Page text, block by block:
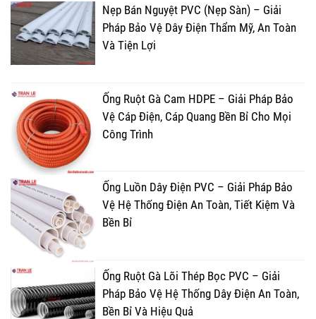
Nẹp Bán Nguyệt PVC (Nẹp Sàn) – Giải
Pháp Bảo Vệ Dây Điện Thẩm Mỹ, An Toàn
Và Tiện Lợi
Ống Ruột Gà Cam HDPE – Giải Pháp Bảo
Vệ Cáp Điện, Cáp Quang Bền Bỉ Cho Mọi
Công Trình
Ống Luồn Dây Điện PVC – Giải Pháp Bảo
Vệ Hệ Thống Điện An Toàn, Tiết Kiệm Và
Bền Bỉ
Ống Ruột Gà Lõi Thép Bọc PVC – Giải
Pháp Bảo Vệ Hệ Thống Dây Điện An Toàn,
Bền Bỉ Và Hiệu Quả